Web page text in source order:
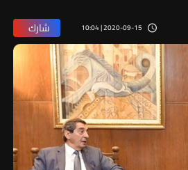
2020-09-15 | 10:04 شارك